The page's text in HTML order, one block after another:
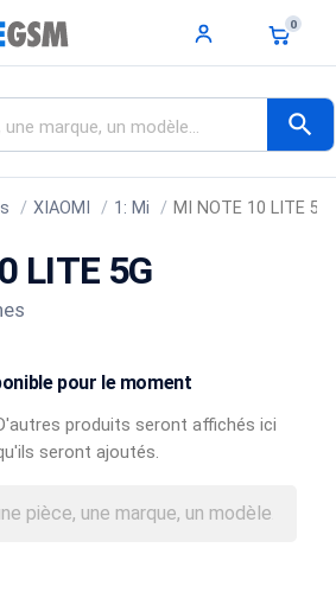
0
search
XIAOMI 1: Mi MI NOTE 10 LITE 5G
LITE 5G
pour le moment
produits seront affichés ici
seront ajoutés.